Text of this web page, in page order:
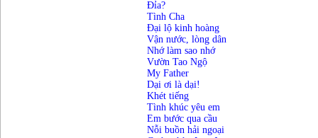
Đỉa?
Tình Cha
Đại lộ kinh hoàng
Vận nước, lòng dân
Nhớ làm sao nhớ
Vườn Tao Ngộ
My Father
Dại ơi là dại!
Khét tiếng
Tình khúc yêu em
Em bước qua cầu
Nỗi buồn hải ngoại